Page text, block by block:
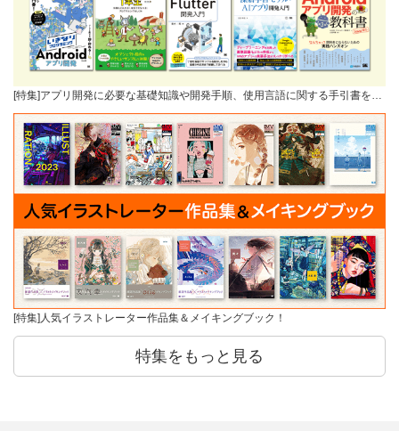
[特集]アプリ開発に必要な基礎知識や開発手順、使用言語に関する手引書を…
[特集]人気イラストレーター作品集＆メイキングブック！
特集をもっと見る